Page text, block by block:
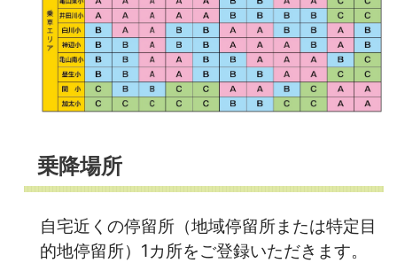
乗降場所
自宅近くの停留所（地域停留所または特定目
的地停留所）1カ所をご登録いただきます。